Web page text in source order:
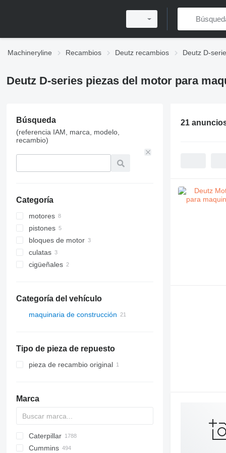
Machineryline Recambios Deutz recambios Deutz D-
Deutz D-series piezas del motor para
Búsqueda
(referencia IAM, marca, modelo,
recambio)
Categoría
motores
pistones
bloques de motor
culatas
cigüeñales
Categoría del vehículo
maquinaria de construcción
plataformas elevadoras
plataformas articuladas
cargadoras de construcción
Tipo de pieza de repuesto
pieza de recambio original
Marca
Titan
AS
AZ
AX
ASC
GA
225LC
1304
600 - series
BC
BM
BB
DTV
320
331
Steiger
570
580
Caterpillar
12H
Cummins
21